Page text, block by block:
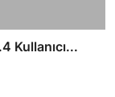
Kullanıcı...